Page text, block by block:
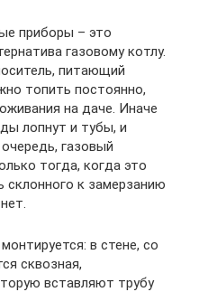
приборы – это
газовому котлу.
питающий
топить постоянно,
на даче. Иначе
лопнут и тубы, и
газовый
тогда, когда это
к замерзанию
в стене, со
сквозная,
вставляют трубу